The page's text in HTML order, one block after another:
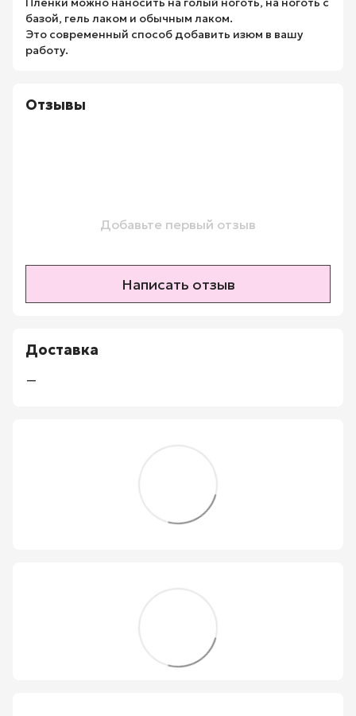
базой, гель лаком и обычным лаком.
Это современный способ добавить изюм в вашу
работу.
Отзывы
Добавьте первый отзыв
Написать отзыв
Доставка